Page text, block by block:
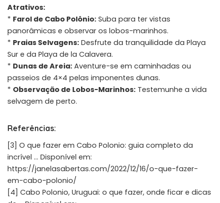
Atrativos:
* Farol de Cabo Polônio: Suba para ter vistas
panorâmicas e observar os lobos-marinhos.
* Praias Selvagens: Desfrute da tranquilidade da Playa
Sur e da Playa de la Calavera.
* Dunas de Areia: Aventure-se em caminhadas ou
passeios de 4×4 pelas imponentes dunas.
* Observação de Lobos-Marinhos: Testemunhe a vida
selvagem de perto.
Referências:
[3] O que fazer em Cabo Polonio: guia completo da
incrível … Disponível em:
https://janelasabertas.com/2022/12/16/o-que-fazer-
em-cabo-polonio/
[4] Cabo Polonio, Uruguai: o que fazer, onde ficar e dicas